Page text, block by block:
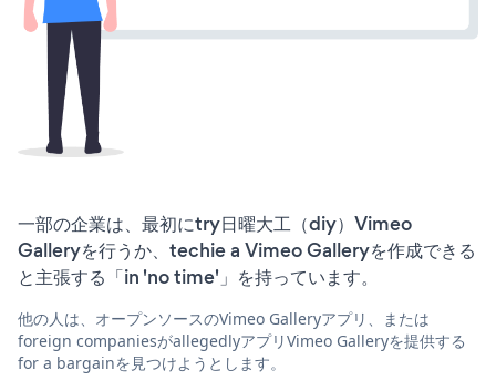
一部の企業は、最初にtry日曜大工（diy）Vimeo
Galleryを行うか、techie a Vimeo Galleryを作成できる
と主張する「in 'no time'」を持っています。
他の人は、オープンソースのVimeo Galleryアプリ、または
foreign companiesがallegedlyアプリVimeo Galleryを提供する
for a bargainを見つけようとします。